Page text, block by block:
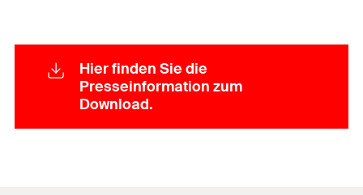
Hier finden Sie die
Presseinformation zum
Download.